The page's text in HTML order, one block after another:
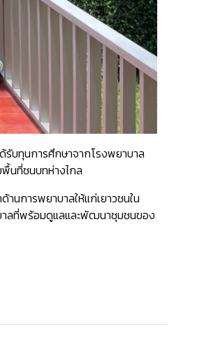
บทุนการศึกษาจากโรงพยาบาล
พื้นที่ชนบทห่างไกล
นการพยาบาลให้แก่เยาวชนใน
าลที่พร้อมดูแลและพัฒนาชุมชนของ